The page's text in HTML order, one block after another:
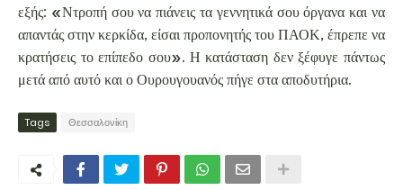
εξής: «Ντροπή σου να πιάνεις τα γεννητικά σου όργανα και να
απαντάς στην κερκίδα, είσαι προπονητής του ΠΑΟΚ, έπρεπε να
κρατήσεις το επίπεδο σου». Η κατάσταση δεν ξέφυγε πάντως
μετά από αυτό και ο Ουρουγουανός πήγε στα αποδυτήρια.
Tags Θεσσαλονίκη